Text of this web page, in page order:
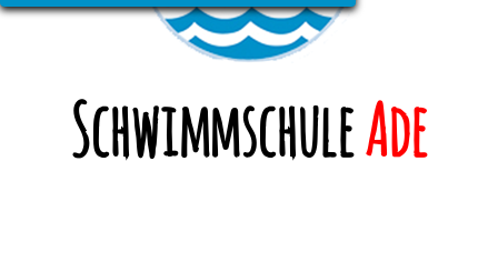
SchwimmschuleAde